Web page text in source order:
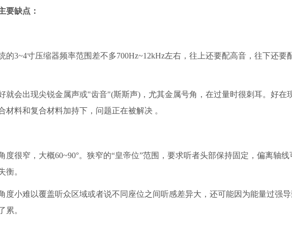
要缺点：
3~4寸压缩器频率范围差不多700Hz~12kHz左右，往上还要配高音，往下还要
就会出现尖锐金属声或"齿音"(斯斯声)，尤其金属号角，在过量时很刺耳。好在
料和复合材料加持下，问题正在被解决 。
度很窄，大概60~90°。狭窄的“皇帝位”范围，要求听者头部保持固定，偏离轴线
衡。
度小难以覆盖听众区域或者说不同座位之间听感差异大，还可能因为能量过强
累。